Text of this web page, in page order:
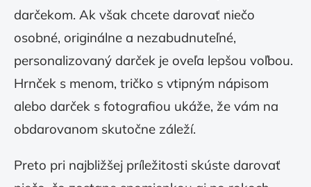
darčekom. Ak však chcete darovať niečo
osobné, originálne a nezabudnuteľné,
personalizovaný darček je oveľa lepšou voľbou.
Hrnček s menom, tričko s vtipným nápisom
alebo darček s fotografiou ukáže, že vám na
obdarovanom skutočne záleží.
Preto pri najbližšej príležitosti skúste darovať